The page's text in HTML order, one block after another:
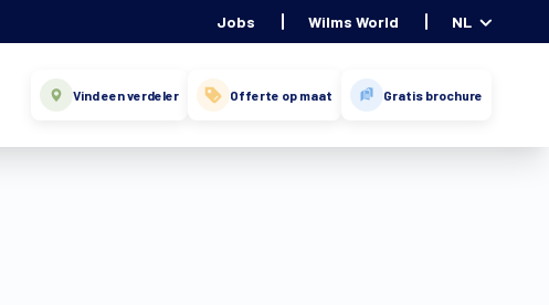
Jobs Wilms World NL
Vind een verdeler Offerte op maat Gratis brochure